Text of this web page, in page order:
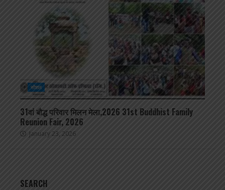
सोशल
31वां बौद्ध परिवार मिलन मेला,2026 31st Buddhist Family
Reunion Fair, 2026
January 23, 2026
SEARCH